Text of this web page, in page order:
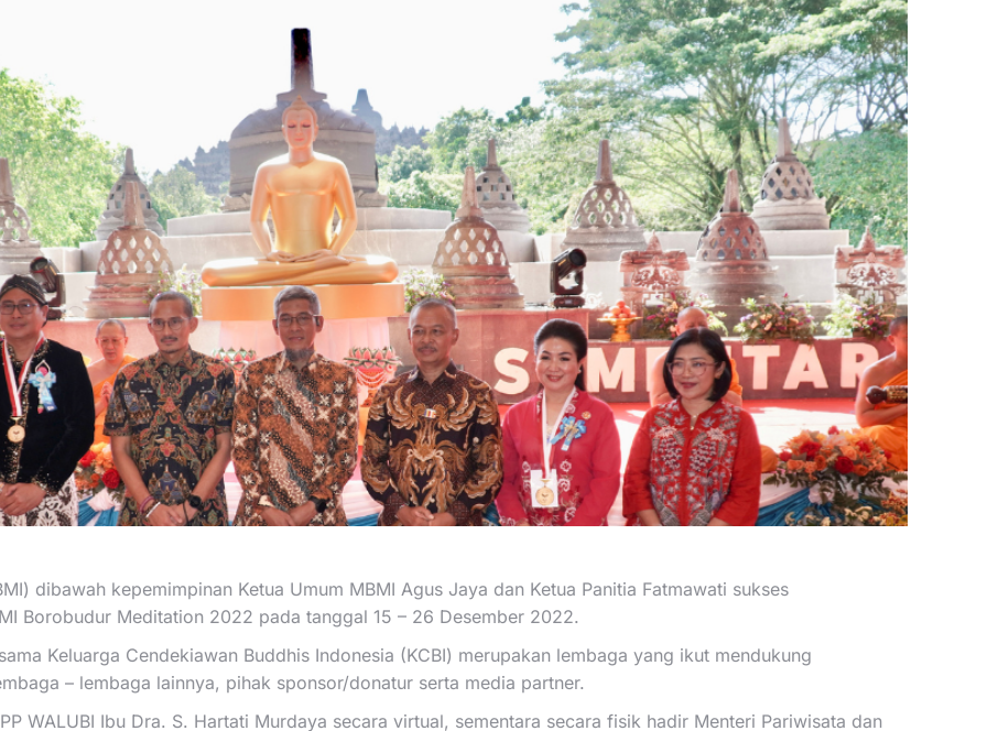
dibawah kepemimpinan Ketua Umum MBMI Agus Jaya dan Ketua Panitia Fatmawati sukses
Borobudur Meditation 2022 pada tanggal 15 – 26 Desember 2022.
Keluarga Cendekiawan Buddhis Indonesia (KCBI) merupakan lembaga yang ikut mendukung
– lembaga lainnya, pihak sponsor/donatur serta media partner.
WALUBI Ibu Dra. S. Hartati Murdaya secara virtual, sementara secara fisik hadir Menteri Pariwisata dan